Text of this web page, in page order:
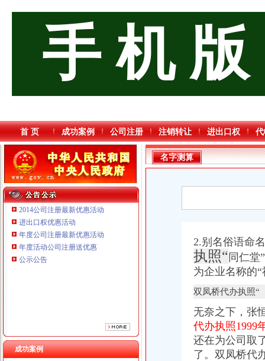
手 机 版
首 页 成功案例 公司注册 注销转让 进出口权
2014公司注册最新优惠活动
进出口权优惠活动
年度公司注册最新优惠活动
年度活动公司注册送优惠
公示公告
成功案例
名字测算
2.别名俗语命
执照“ 同仁堂
为企业名称的
双凤桥代办执照“
无奈之下，张
代办执照1999
还在为公司取
了。双凤桥代